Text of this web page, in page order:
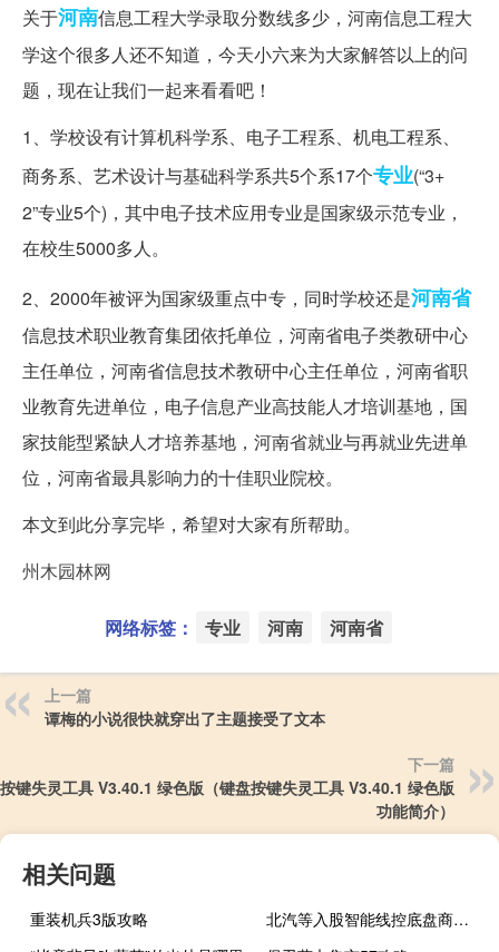
关于河南信息工程大学录取分数线多少，河南信息工程大
学这个很多人还不知道，今天小六来为大家解答以上的问
题，现在让我们一起来看看吧！
1、学校设有计算机科学系、电子工程系、机电工程系、
商务系、艺术设计与基础科学系共5个系17个专业(“3+
2”专业5个)，其中电子技术应用专业是国家级示范专业，
在校生5000多人。
2、2000年被评为国家级重点中专，同时学校还是河南省
信息技术职业教育集团依托单位，河南省电子类教研中心
主任单位，河南省信息技术教研中心主任单位，河南省职
业教育先进单位，电子信息产业高技能人才培训基地，国
家技能型紧缺人才培养基地，河南省就业与再就业先进单
位，河南省最具影响力的十佳职业院校。
本文到此分享完毕，希望对大家有所帮助。
州木园林网
网络标签： 专业 河南 河南省
上一篇
谭梅的小说很快就穿出了主题接受了文本
下一篇
键失灵工具 V3.40.1 绿色版（键盘按键失灵工具 V3.40.1 绿色版
功能简介）
相关问题
重装机兵3版攻略
北汽等入股智能线控底盘商利氪科技